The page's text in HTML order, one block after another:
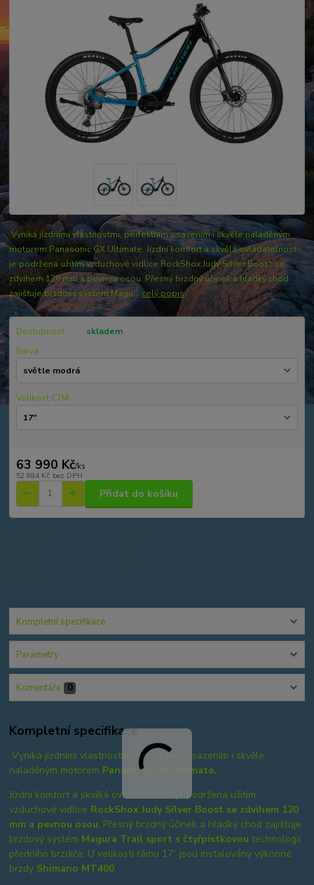
Vyniká jízdními vlastnostmi, perfektním osazením i skvěle naladěným
motorem Panasonic GX Ultimate. Jízdní komfort a skvělá ovladatelnost
je podržena užitím vzduchové vidlice RockShox Judy Silver Boost se
zdvihem 120 mm a pevnou osou. Přesný brzdný účinek a hladký chod
zajišťuje brzdový systém Magu... celý popis
Dostupnost
skladem
Barva
Velikost CTM
63 990 Kč/ks
52 884 Kč bez DPH
Přidat do košíku
Kompletní specifikace
Parametry
Komentáře 0
Kompletní specifikace
Vyniká jízdními vlastnostmi, perfektním osazením i skvěle
naladěným motorem Panasonic GX Ultimate.
Jízdní komfort a skvělá ovladatelnost je podržena užitím
vzduchové vidlice RockShox Judy Silver Boost se zdvihem 120
mm a pevnou osou. Přesný brzdný účinek a hladký chod zajišťuje
brzdový systém Magura Trail sport s čtyřpístkovou technologií
předního brzdiče. U velikosti rámu 17“ jsou instalovány výkonné
brzdy Shimano MT400.